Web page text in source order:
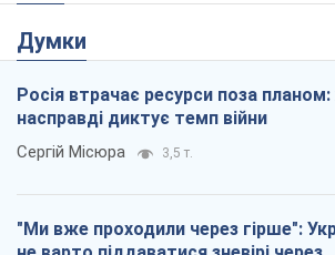
Думки
Росія втрачає ресурси поза планом:
насправді диктує темп війни
Сергій Місюра 3,5 т.
"Ми вже проходили через гірше":